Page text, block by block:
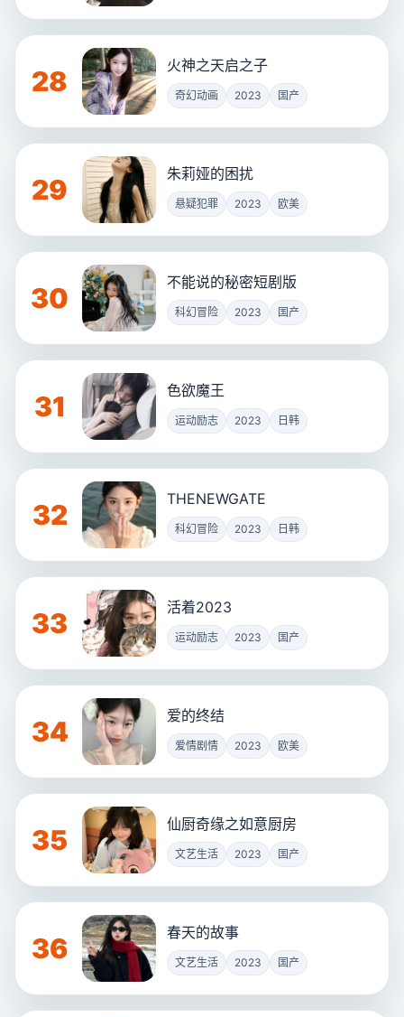
28 火神之天启之子
奇幻动画 2023 国产
29 朱莉娅的困扰
悬疑犯罪 2023 欧美
30 不能说的秘密短剧版
科幻冒险 2023 国产
31 色欲魔王
运动励志 2023 日韩
32 THENEWGATE
科幻冒险 2023 日韩
33 活着2023
运动励志 2023 国产
34 爱的终结
爱情剧情 2023 欧美
35 仙厨奇缘之如意厨房
文艺生活 2023 国产
36 春天的故事
文艺生活 2023 国产